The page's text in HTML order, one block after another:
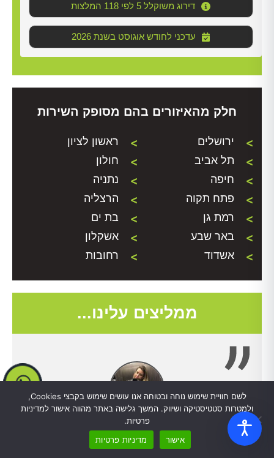
דירוג משוקלל 5 לפי 118 המלצות
2026 עדכני לחודש אוגוסט בשנת
חלק מהאיזורים בהם מסופק השירות
ירושלים
ראשון לציון
תל אביב
חולון
חיפה
נתניה
פתח תקוה
הרצליה
רמת גן
בת ים
באר שבע
אשקלון
אשדוד
רחובות
ממליצים עלינו...
אתי לוי - תל אביב
תודה רבה לערן על עבודה סופר מקצועית, היו לנו גירודים
לשם חוויית שימוש נוחה ובטוחה אנו עושים שימוש בקבצי Cookies,
ולמטרות סטטיסטיקה ושיווק. המשך גלישה באתר מהווה אישור למדיניות
פרטיות.
אישור
מדיניות פרטיות